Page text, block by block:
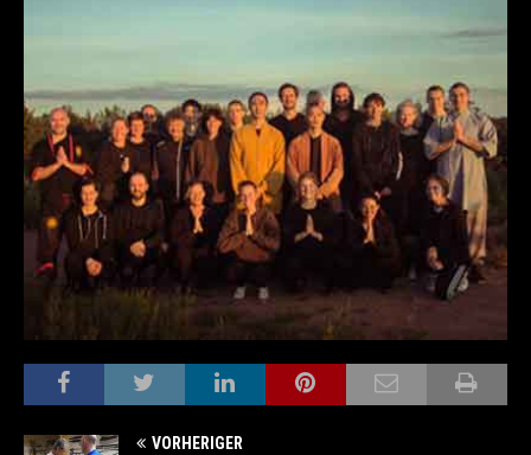
VORHERIGER